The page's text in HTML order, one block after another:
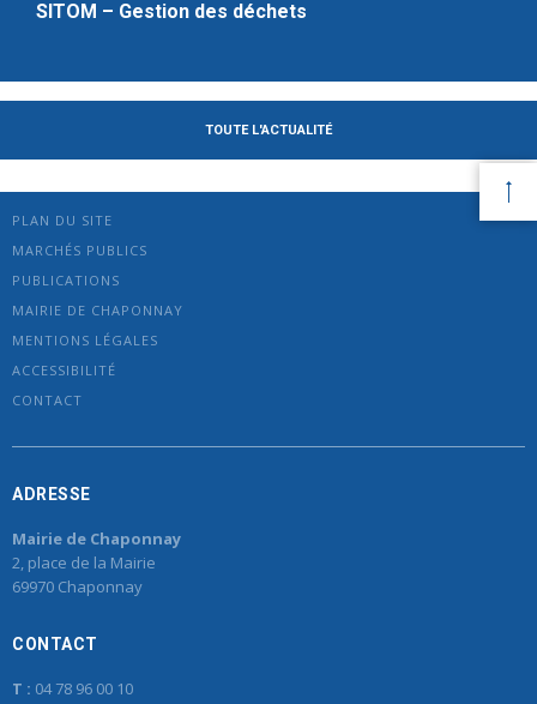
SITOM – Gestion des déchets
TOUTE L'ACTUALITÉ
PLAN DU SITE
MARCHÉS PUBLICS
PUBLICATIONS
MAIRIE DE CHAPONNAY
MENTIONS LÉGALES
ACCESSIBILITÉ
CONTACT
ADRESSE
Mairie de Chaponnay
2, place de la Mairie
69970 Chaponnay
CONTACT
T : 04 78 96 00 10